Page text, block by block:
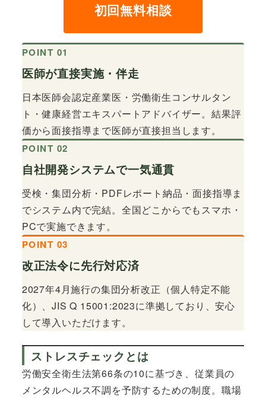
初回無料相談
POINT 01
医師が直接実施・伴走
日本医師会認定産業医・労働衛生コンサルタン
ト・健康経営エキスパートアドバイザー。結果評
価から面接指導まで医師が直接担当します。
POINT 02
自社開発システムで一気通貫
受検・集団分析・PDFレポート納品・面接指導ま
でシステム内で完結。全国どこからでもスマホ・
PCで実施できます。
POINT 03
改正法令に先行対応済
2027年4月施行の集団分析改正（個人特定不能
化）、JIS Q 15001:2023に準拠しており、安心
して導入いただけます。
ストレスチェックとは
労働安全衛生法第66条の10に基づき、従業員の
メンタルヘルス不調を予防するための制度。職場